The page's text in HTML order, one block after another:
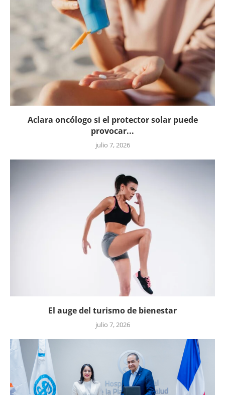
Aclara oncólogo si el protector solar puede
provocar...
julio 7, 2026
El auge del turismo de bienestar
julio 7, 2026